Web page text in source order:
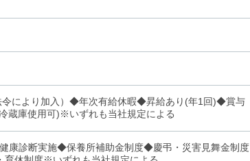
により加入）◆年次有給休暇◆昇給あり(年1回)◆賞与
蔵庫使用可)※いずれも当社規定による
康診断実施◆保養所補助金制度◆慶弔・災害見舞金制度